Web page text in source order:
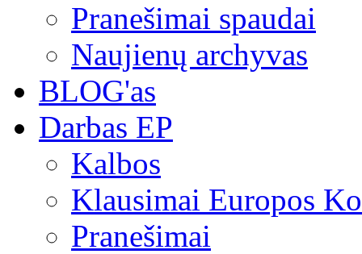
Pranešimai spaudai
Naujienų archyvas
BLOG'as
Darbas EP
Kalbos
Klausimai Europos
Pranešimai